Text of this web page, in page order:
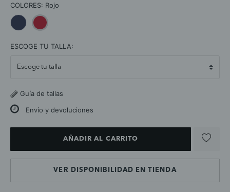
COLORES: Rojo
ESCOGE TU TALLA:
Guía de tallas
Envío y devoluciones
AÑADIR AL CARRITO
VER DISPONIBILIDAD EN TIENDA